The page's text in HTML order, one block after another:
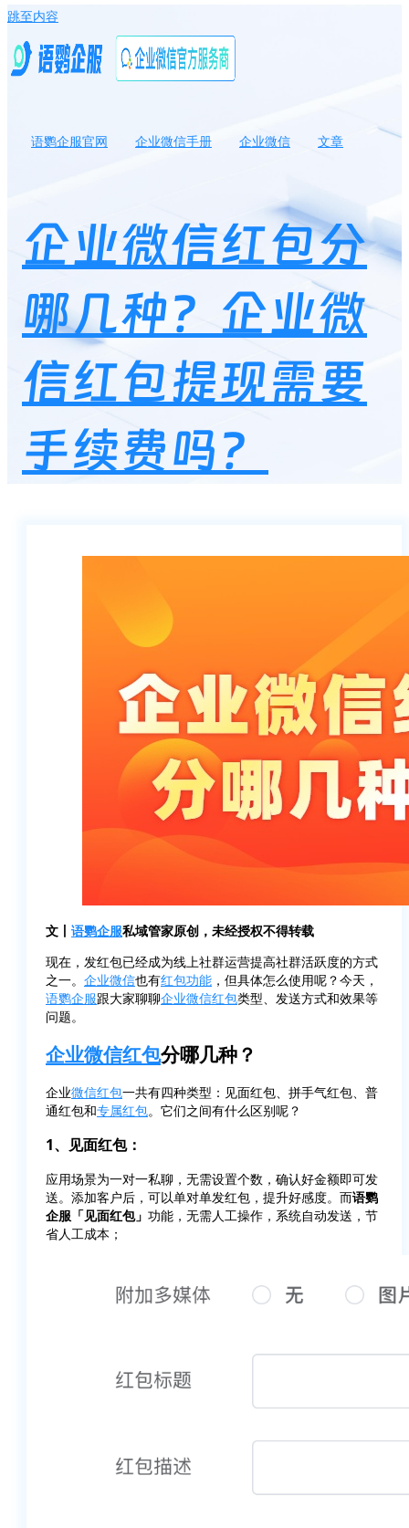
跳至内容
语鹦企服官网 企业微信手册 企业微信
文章
企业微信红包分
哪几种？企业微
信红包提现需要
手续费吗？
文丨 语鹦企服私域管家原创，未经授权不得转载
现在，发红包已经成为线上社群运营提高社群活跃度的方式
之一。 企业微信也有红包功能 ，但具体怎么使用呢？今天，
语鹦企服跟大家聊聊企业微信红包类型、发送方式和效果等
问题。
企业微信红包分哪几种？
企业微信红包一共有四种类型：见面红包、拼手气红包、普
通红包和专属红包。它们之间有什么区别呢？
1、 见面红包：
应用场景为一对一私聊，无需设置个数，确认好金额即可发
送。添加客户后，可以单对单发红包，提升好感度。而语鹦
企服「见面红包」 功能，无需人工操作，系统自动发送，节
省人工成本；